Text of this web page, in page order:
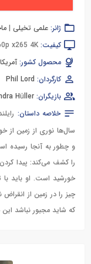
ژانر: علمی تخیلی |
کیفیت: x265 4K
محصول کشور: آمریکا
کارگردان: Phil Lord
بازیگران: Hüller
خلاصه داستان:
سال‌ها نوری از زمین از
و چطور به آنجا رسیده
را کشف می‌کند: پیدا
خورشید است. او باید با
چیز را در زمین از
که شاید مجبور نباشد